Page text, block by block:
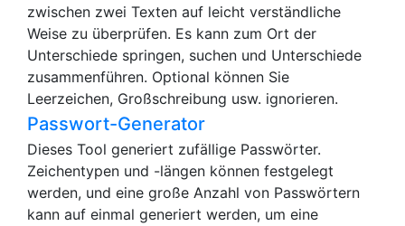
zwischen zwei Texten auf leicht verständliche
Weise zu überprüfen. Es kann zum Ort der
Unterschiede springen, suchen und Unterschiede
zusammenführen. Optional können Sie
Leerzeichen, Großschreibung usw. ignorieren.
Passwort-Generator
Dieses Tool generiert zufällige Passwörter.
Zeichentypen und -längen können festgelegt
werden, und eine große Anzahl von Passwörtern
kann auf einmal generiert werden, um eine